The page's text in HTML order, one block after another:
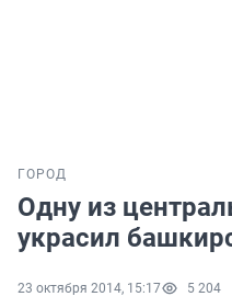
ГОРОД
Одну из
украсил
23 октября 2014, 15:17 5 204